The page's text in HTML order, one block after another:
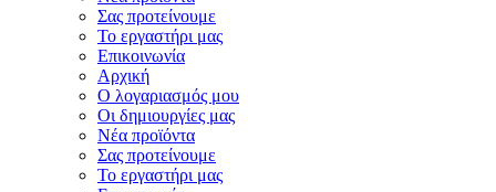
Σας προτείνουμε
Το εργαστήρι μας
Επικοινωνία
Αρχική
Ο λογαριασμός μου
Οι δημιουργίες μας
Νέα προϊόντα
Σας προτείνουμε
Το εργαστήρι μας